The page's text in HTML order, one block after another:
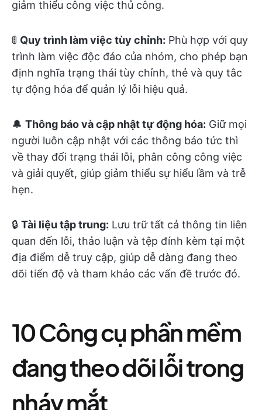
giảm thiểu công việc thủ công.
🚦 Quy trình làm việc tùy chỉnh: Phù hợp với quy
trình làm việc độc đáo của nhóm, cho phép bạn
định nghĩa trạng thái tùy chỉnh, thẻ và quy tắc
tự động hóa để quản lý lỗi hiệu quả.
🔔 Thông báo và cập nhật tự động hóa: Giữ mọi
người luôn cập nhật với các thông báo tức thì
về thay đổi trạng thái lỗi, phân công công việc
và giải quyết, giúp giảm thiểu sự hiểu lầm và trễ
hẹn.
🔒 Tài liệu tập trung: Lưu trữ tất cả thông tin liên
quan đến lỗi, thảo luận và tệp đính kèm tại một
địa điểm dễ truy cập, giúp dễ dàng đang theo
dõi tiến độ và tham khảo các vấn đề trước đó.
10 Công cụ phần mềm
đang theo dõi lỗi trong
nháy mắt